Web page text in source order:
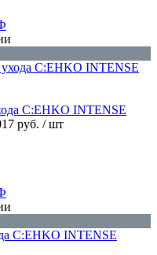
C:EHKO INTENSE
руб. / шт